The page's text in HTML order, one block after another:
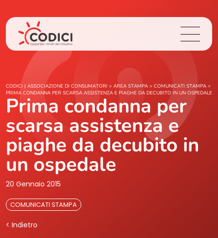
Chi Siamo
Cosa Facciamo
Area Stampa
Contatti
CODICI | ASSOCIAZIONE DI CONSUMATORI > AREA STAMPA > COMUNICATI STAMPA >
PRIMA CONDANNA PER SCARSA ASSISTENZA E PIAGHE DA DECUBITO IN UN OSPEDALE
Prima condanna per
scarsa assistenza e
piaghe da decubito in
un ospedale
20 Gennaio 2015
COMUNICATI STAMPA
< Indietro